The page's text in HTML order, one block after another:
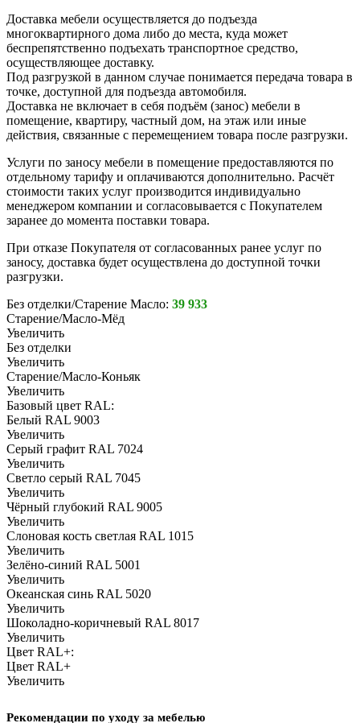
Доставка мебели осуществляется до подъезда
многоквартирного дома либо до места, куда может
беспрепятственно подъехать транспортное средство,
осуществляющее доставку.
Под разгрузкой в данном случае понимается передача товара в
точке, доступной для подъезда автомобиля.
Доставка не включает в себя подъём (занос) мебели в
помещение, квартиру, частный дом, на этаж или иные
действия, связанные с перемещением товара после разгрузки.
Услуги по заносу мебели в помещение предоставляются по
отдельному тарифу и оплачиваются дополнительно. Расчёт
стоимости таких услуг производится индивидуально
менеджером компании и согласовывается с Покупателем
заранее до момента поставки товара.
При отказе Покупателя от согласованных ранее услуг по
заносу, доставка будет осуществлена до доступной точки
разгрузки.
Без отделки/Старение Масло: 39 933
Старение/Масло-Мёд
Увеличить
Без отделки
Увеличить
Старение/Масло-Коньяк
Увеличить
Базовый цвет RAL:
Белый RAL 9003
Увеличить
Серый графит RAL 7024
Увеличить
Светло серый RAL 7045
Увеличить
Чёрный глубокий RAL 9005
Увеличить
Слоновая кость светлая RAL 1015
Увеличить
Зелёно-синий RAL 5001
Увеличить
Океанская синь RAL 5020
Увеличить
Шоколадно-коричневый RAL 8017
Увеличить
Цвет RAL+:
Цвет RAL+
Увеличить
Рекомендации по уходу за мебелью